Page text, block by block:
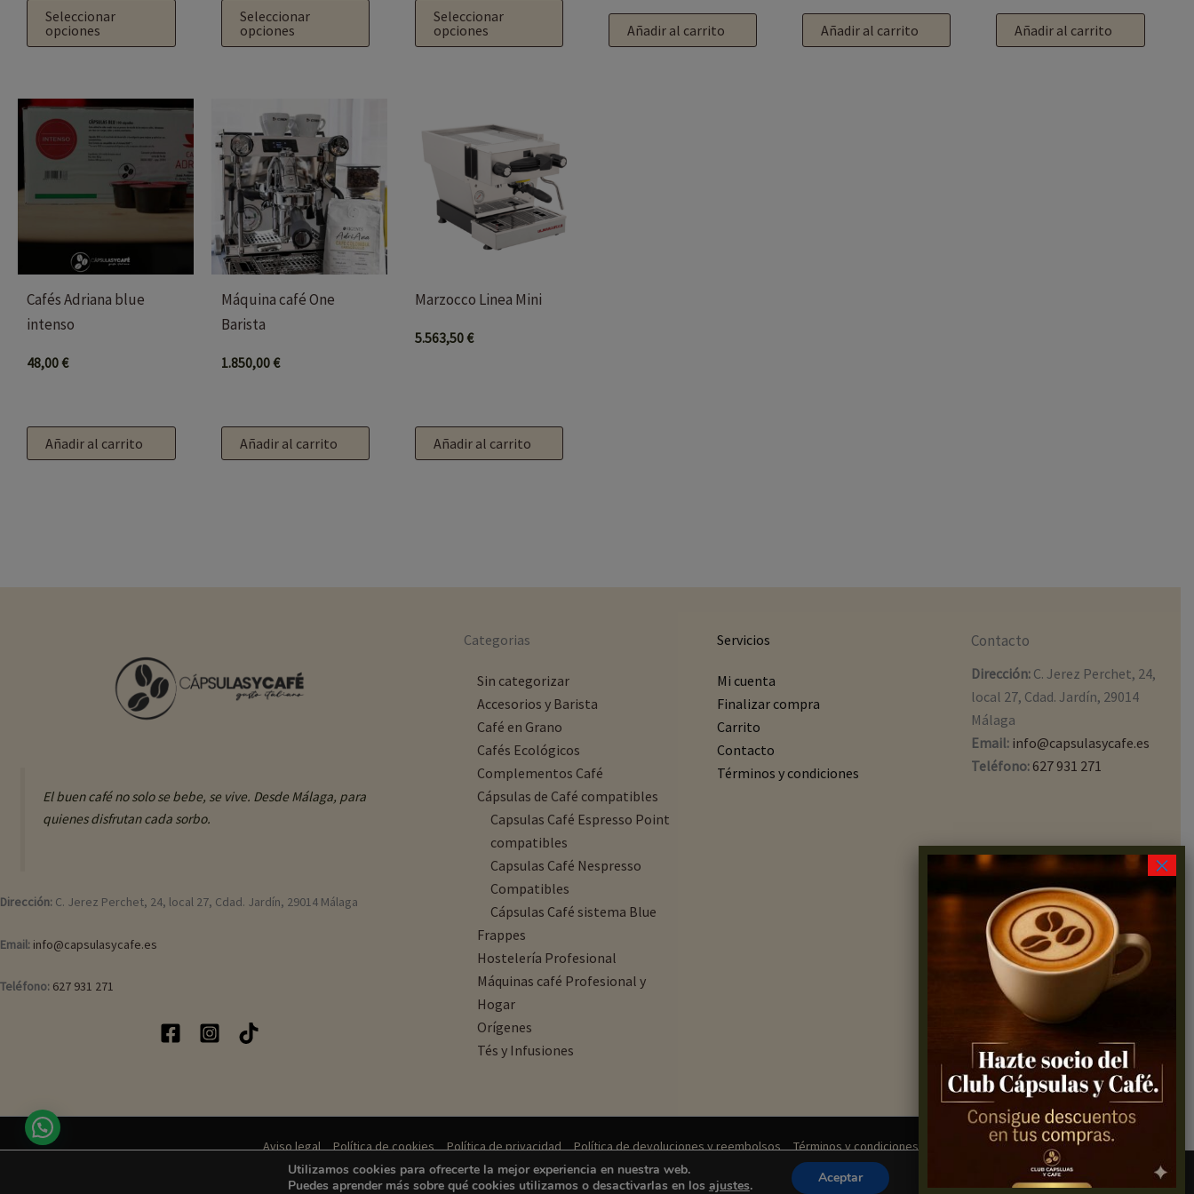
Seleccionar
opciones
de
producto
Seleccionar
opciones
de
producto
Seleccionar
opciones
de
producto
Añadir al carrito Añadir al carrito Añadir al carrito
Cafés Adriana blue
intenso
48,00 €
Añadir al carrito
Máquina café One
Barista
1.850,00 €
Añadir al carrito
Marzocco Linea Mini
5.563,50 €
Añadir al carrito
El buen café no solo se bebe, se vive. Desde Málaga, para
quienes disfrutan cada sorbo.
Dirección: C. Jerez Perchet, 24, local 27, Cdad. Jardín, 29014 Málaga
Email: info@capsulasycafe.es
Teléfono: 627 931 271
Categorias
Sin categorizar
Accesorios y Barista
Café en Grano
Cafés Ecológicos
Complementos Café
Cápsulas de Café compatibles
Capsulas Café Espresso Point
compatibles
Capsulas Café Nespresso
Compatibles
Cápsulas Café sistema Blue
Frappes
Hostelería Profesional
Máquinas café Profesional y
Hogar
Orígenes
Tés y Infusiones
Servicios
Mi cuenta
Finalizar compra
Carrito
Contacto
Términos y condiciones
Contacto
Dirección: C. Jerez Perchet, 24,
local 27, Cdad. Jardín, 29014
Málaga
Email: info@capsulasycafe.es
Teléfono: 627 931 271
Aviso legal Política de cookies Política de privacidad Política de devoluciones y reembolsos
Términos y condiciones
© 2026 Cápsulas y café | Creado por Unika Web & SEO
×
Utilizamos cookies para ofrecerte la mejor experiencia en nuestra web.
Puedes aprender más sobre qué cookies utilizamos o desactivarlas en los ajustes. Aceptar